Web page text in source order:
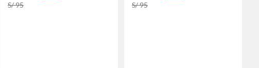
S/ 95 S/ 95